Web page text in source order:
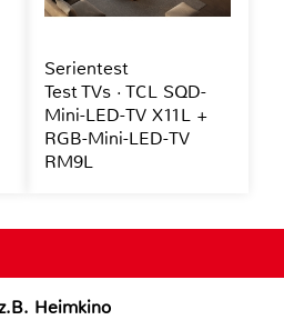
Heimkino
Serientest
Test TVs · TCL SQD-
Mini-LED-TV X11L +
RGB-Mini-LED-TV
RM9L